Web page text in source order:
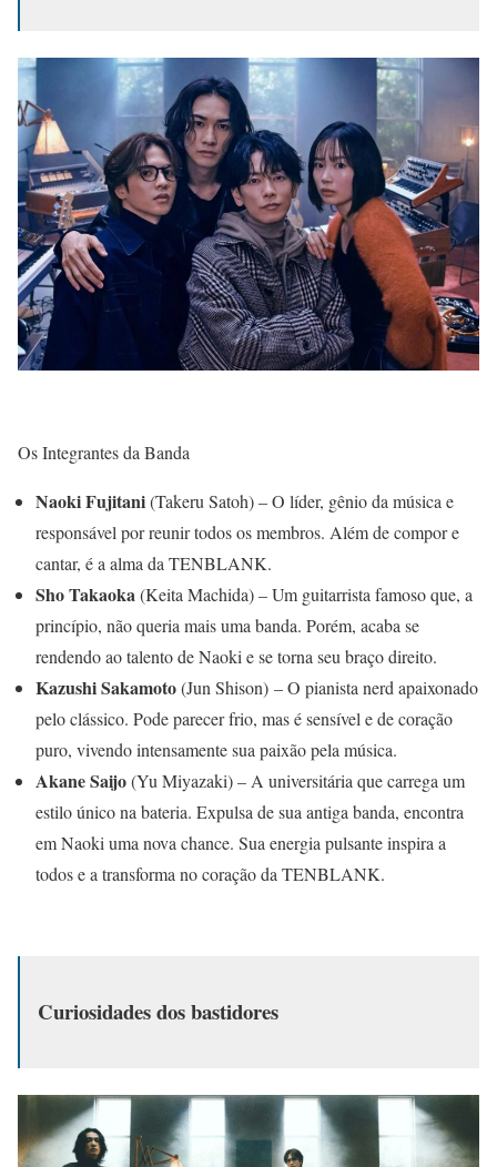
Os Integrantes da Banda
NaokiFujitani(Takeru Satoh)– O líder, gênio da música e
responsável por reunir todos os membros. Além de compor e
cantar, é a alma da TENBLANK.
Sho Takaoka(Keita Machida)– Um guitarrista famoso que, a
princípio, não queria mais uma banda. Porém, acaba se
rendendo ao talento de Naoki e se torna seu braço direito.
Kazushi Sakamoto(Jun Shison) – O pianista nerd apaixonado
pelo clássico. Pode parecer frio, mas é sensível e de coração
puro, vivendo intensamente sua paixão pela música.
Akane Saijo(Yu Miyazaki)– A universitária que carrega um
estilo único na bateria. Expulsa de sua antiga banda, encontra
em Naoki uma nova chance. Sua energia pulsante inspira a
todos e a transforma no coração da TENBLANK.
Curiosidades dos bastidores